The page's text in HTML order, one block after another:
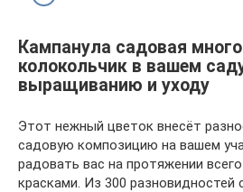
Кампанула садовая
колокольчик в вашем
выращиванию и уходу
Этот нежный цветок внесёт
садовую композицию на вашем
радовать вас на протяжении
красками. Из 300 разновидностей